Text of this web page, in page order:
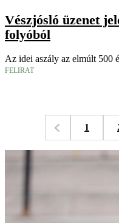
Vészjósló üzenet
folyóból
Az idei aszály az elmúlt 500
FELIRAT
1